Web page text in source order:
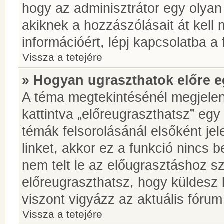
hogy az adminisztrátor egy
akiknek a hozzászólásait át kell
információért, lépj kapcsolatba
Vissza a tetejére
» Hogyan ugraszthatok előre
A téma megtekintésénél
kattintva „előreugraszthatsz”
témák felsorolásánál elsőként
linket, akkor ez a funkció nincs
nem telt le az előugrasztáshoz
előreugraszthatsz, hogy
viszont vigyázz az aktuális
Vissza a tetejére